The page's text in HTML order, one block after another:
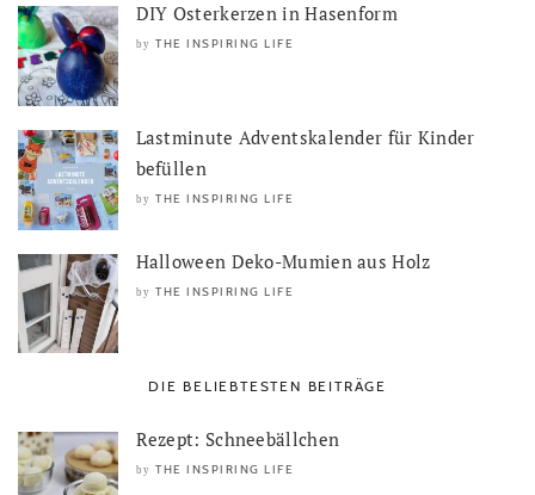
DIY Osterkerzen in Hasenform
by THE INSPIRING LIFE
Lastminute Adventskalender für Kinder
befüllen
by THE INSPIRING LIFE
Halloween Deko-Mumien aus Holz
by THE INSPIRING LIFE
DIE BELIEBTESTEN BEITRÄGE
Rezept: Schneebällchen
by THE INSPIRING LIFE